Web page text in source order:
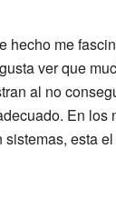
hecho me
ver que
al no
En los
sistemas, esta